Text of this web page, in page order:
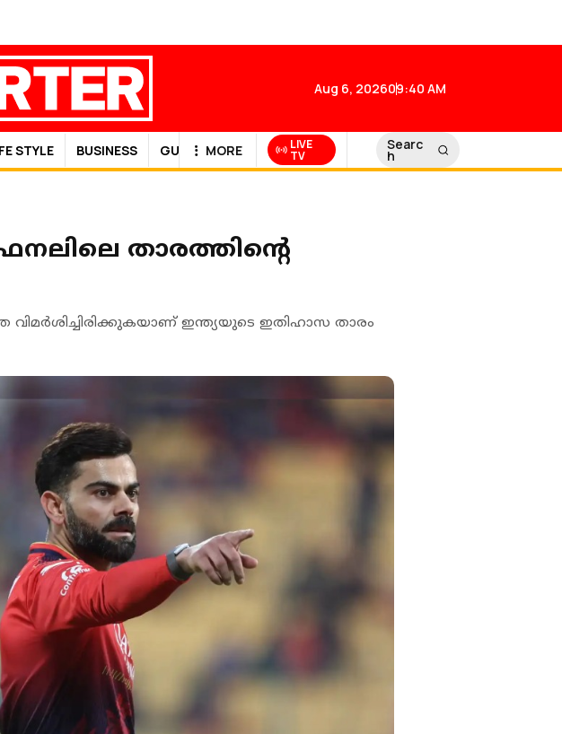
Aug 6, 202609:40 AM
STYLE BUSINESS GULF NEWS
MORE LIVE
TV
Searc
h
താരത്തിന്റെ
ഇന്ത്യയുടെ ഇതിഹാസ താരം